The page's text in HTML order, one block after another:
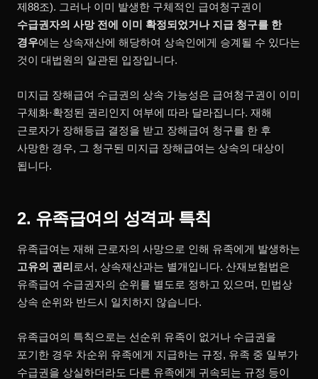
제88조). 그러나 이미 발생한 구체적인 급여청구권이
수급권자의 사망 전에 이미 확정되었거나 지급 청구를 한
경우에는 상속재산에 해당하여 상속인에게 승계될 수 있다는
것이 대법원의 일관된 입장입니다.
미지급 장해급여 수급권의 상속 가능성은 급여청구권이 이미
구체화·확정된 권리인지 여부에 따라 달라집니다. 재해
근로자가 장해등급 결정을 받고 장해급여 청구를 한 후
사망한 경우, 그 청구된 미지급 장해급여는 상속의 대상이
됩니다.
2. 유족급여의 성격과 특칙
유족급여는 재해 근로자의 사망으로 인해 유족에게 발생하는
고유의 권리 로서, 상속재산과는 별개입니다. 산재보험법은
유족급여 수급권자의 순위를 별도로 정하고 있으며, 민법상
상속 순위와 반드시 일치하지 않습니다.
유족급여의 특칙으로는 선순위 유족이 없거나 수급권을
포기한 경우 차순위 유족에게 지급하는 규정, 유족 중 일부가
수급권을 상실하더라도 다른 유족에게 귀속되는 규정 등이